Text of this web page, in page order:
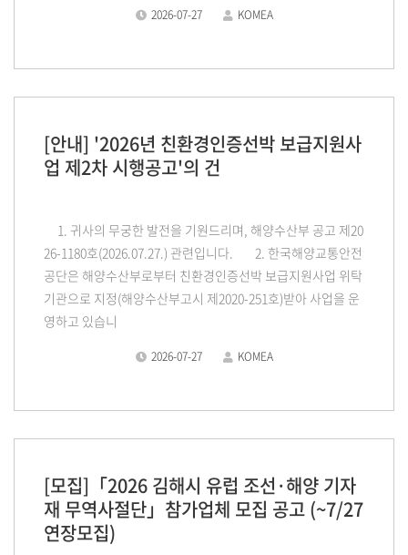
2026-07-27 KOMEA
[안내] '2026년 친환경인증선박 보급지원사
업 제2차 시행공고'의 건
1. 귀사의 무궁한 발전을 기원드리며, 해양수산부 공고 제20
26-1180호(2026.07.27.) 관련입니다. 2. 한국해양교통안전
공단은 해양수산부로부터 친환경인증선박 보급지원사업 위탁
기관으로 지정(해양수산부고시 제2020-251호)받아 사업을 운
영하고 있습니
2026-07-27 KOMEA
[모집]「2026 김해시 유럽 조선·해양 기자
재 무역사절단」참가업체 모집 공고 (~7/27
연장모집)